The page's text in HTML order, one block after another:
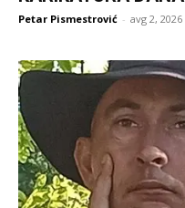
Petar Pismestrović - avg 2, 2026